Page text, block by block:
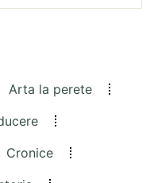
Arta la perete
Cronice